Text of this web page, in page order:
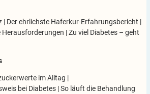
| Der ehrlichste Haferkur-Erfahrungsbericht |
Herausforderungen |Zu viel Diabetes – geht
im Alltag |
bei Diabetes |So läuft die Behandlung